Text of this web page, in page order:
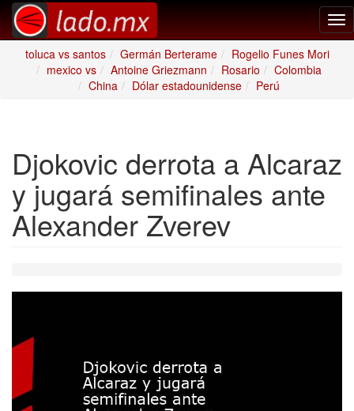
toluca vs santos
Germán Berterame
Rogelio Funes Mori
mexico vs
Antoine Griezmann Rosario
Colombia
China
Dólar estadounidense Perú
Djokovic derrota a Alcaraz
y jugará semifinales ante
Alexander Zverev